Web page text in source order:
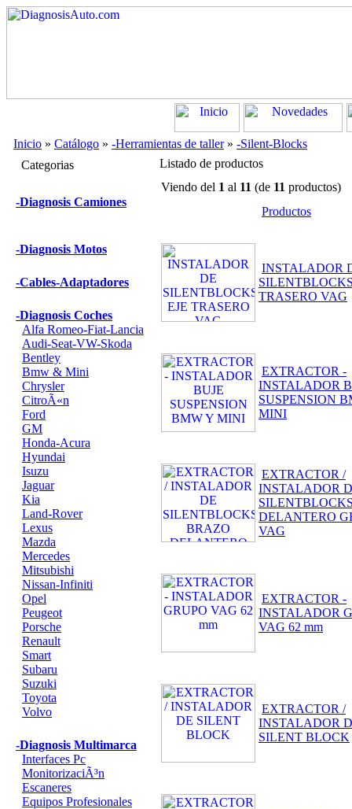
Inicio » Catálogo » -Herramientas de taller» -Silent-Blocks
Categorias
-Diagnosis Camiones
-Diagnosis Motos
-Cables-Adaptadores
-Diagnosis Coches
Alfa Romeo-Fiat-Lancia
Audi-Seat-VW-Skoda
Bentley
Bmw & Mini
Chrysler
CitroÃ«n
Ford
GM
Honda-Acura
Hyundai
Isuzu
Jaguar
Kia
Land-Rover
Lexus
Mazda
Mercedes
Mitsubishi
Nissan-Infiniti
Opel
Peugeot
Porsche
Renault
Smart
Subaru
Suzuki
Toyota
Volvo
-Diagnosis Multimarca
Interfaces Pc
MonitorizaciÃ³n
Escaneres
Equipos Profesionales
Listado de productos
Viendo del 1 al 11 (de 11 productos)
Productos
INSTALADOR
TRASERO VAG
EXTRACTOR -
INSTALADOR
SUSPENSION
MINI
EXTRACTOR /
INSTALADOR
DELANTERO
VAG
EXTRACTOR -
INSTALADOR
VAG 62 mm
EXTRACTOR /
INSTALADOR
SILENT BLOCK